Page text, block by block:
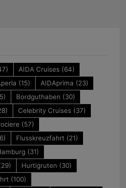
AIDA Cruises (64)
(15) AIDAprima (23)
Bordguthaben (30)
Celebrity Cruises (37)
(57)
Flusskreuzfahrt (21)
(31)
Hurtigruten (30)
(100)